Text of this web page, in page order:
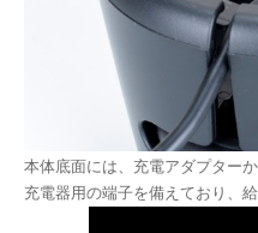
本体底面には、充電アダプター
充電器用の端子を備えており、